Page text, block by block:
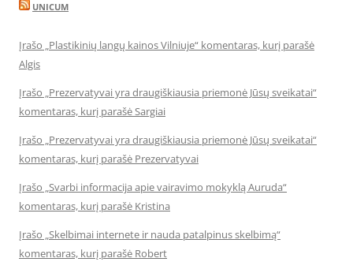
UNICUM
Įrašo „Plastikinių langų kainos Vilniuje“ komentaras, kurį parašė
Algis
Įrašo „Prezervatyvai yra draugiškiausia priemonė Jūsų sveikatai“
komentaras, kurį parašė Sargiai
Įrašo „Prezervatyvai yra draugiškiausia priemonė Jūsų sveikatai“
komentaras, kurį parašė Prezervatyvai
Įrašo „Svarbi informacija apie vairavimo mokyklą Auruda“
komentaras, kurį parašė Kristina
Įrašo „Skelbimai internete ir nauda patalpinus skelbimą“
komentaras, kurį parašė Robert